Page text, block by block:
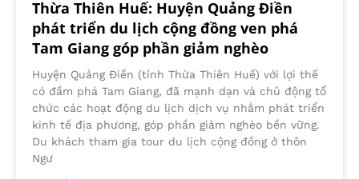
Thừa Thiên Huế: Huyện Quảng Điền
phát triển du lịch cộng đồng ven phá
Tam Giang góp phần giảm nghèo
Huyện Quảng Điền (tỉnh Thừa Thiên Huế) với lợi thế
có đầm phá Tam Giang, đã mạnh dạn và chủ động tổ
chức các hoạt động du lịch dịch vụ nhằm phát triển
kinh tế địa phương, góp phần giảm nghèo bền vững.
Du khách tham gia tour du lịch cộng đồng ở thôn
Ngư